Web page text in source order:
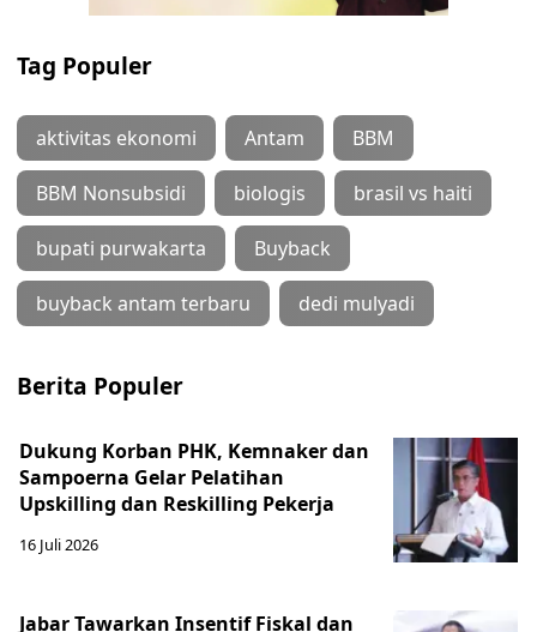
Tag Populer
aktivitas ekonomi Antam BBM
BBM Nonsubsidi biologis brasil vs haiti
bupati purwakarta Buyback
buyback antam terbaru dedi mulyadi
Berita Populer
Dukung Korban PHK, Kemnaker dan
Sampoerna Gelar Pelatihan
Upskilling dan Reskilling Pekerja
16 Juli 2026
Jabar Tawarkan Insentif Fiskal dan